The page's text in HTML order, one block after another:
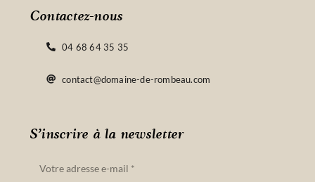
S’inscrire à la newsletter
Contactez-nous
04 68 64 35 35
contact@domaine-de-rombeau.com